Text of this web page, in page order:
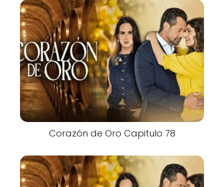
Corazón de Oro Capitulo 78